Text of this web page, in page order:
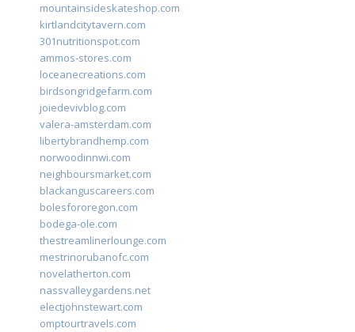
mountainsideskateshop.com
kirtlandcitytavern.com
301nutritionspot.com
ammos-stores.com
loceanecreations.com
birdsongridgefarm.com
joiedevivblog.com
valera-amsterdam.com
libertybrandhemp.com
norwoodinnwi.com
neighboursmarket.com
blackanguscareers.com
bolesfororegon.com
bodega-ole.com
thestreamlinerlounge.com
mestrinorubanofc.com
novelatherton.com
nassvalleygardens.net
electjohnstewart.com
omptourtravels.com